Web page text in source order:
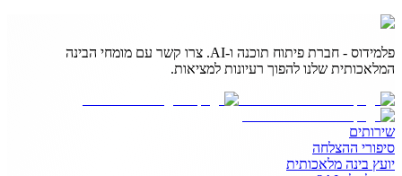
פלמידוס - חברת פיתוח תוכנה ו-AI. צרו קשר עם מומחי הבינה
המלאכותית שלנו להפוך רעיונות למציאות.
שירותים
סיפורי ההצלחה
יועץ בינה מלאכותית